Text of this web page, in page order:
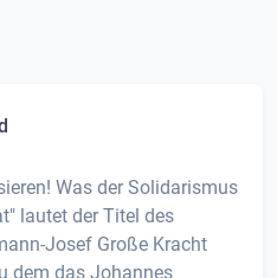
Was der Solidarismus
lautet der Titel des
Josef Große Kracht
dem das Johannes